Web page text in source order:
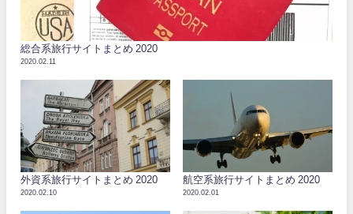
総合系旅行サイトまとめ 2020
2020.02.11
外資系旅行サイトまとめ 2020
2020.02.10
航空系旅行サイトまとめ 2020
2020.02.01